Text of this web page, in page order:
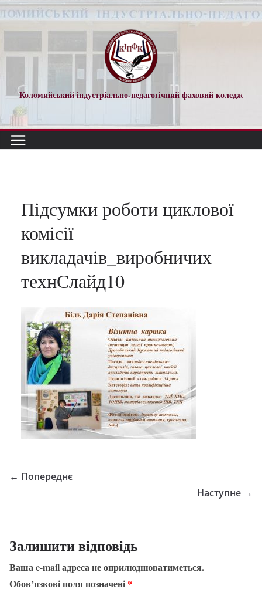
Перейти
до
Коломийський індустріально-педагогічний фаховий коледж
Підсумки роботи циклової
комісії
викладачів_виробничих
технСлайд10
← Попереднє
Наступне →
Залишити відповідь
Ваша e-mail адреса не оприлюднюватиметься.
Обов’язкові поля позначені *